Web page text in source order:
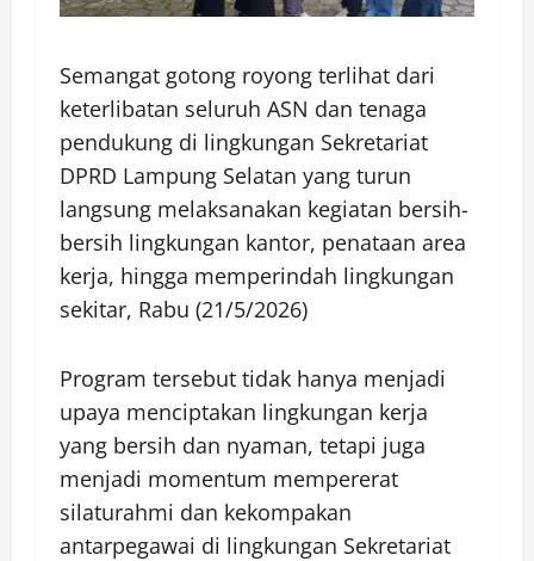
Semangat gotong royong terlihat dari
keterlibatan seluruh ASN dan tenaga
pendukung di lingkungan Sekretariat
DPRD Lampung Selatan yang turun
langsung melaksanakan kegiatan bersih-
bersih lingkungan kantor, penataan area
kerja, hingga memperindah lingkungan
sekitar, Rabu (21/5/2026)
Program tersebut tidak hanya menjadi
upaya menciptakan lingkungan kerja
yang bersih dan nyaman, tetapi juga
menjadi momentum mempererat
silaturahmi dan kekompakan
antarpegawai di lingkungan Sekretariat